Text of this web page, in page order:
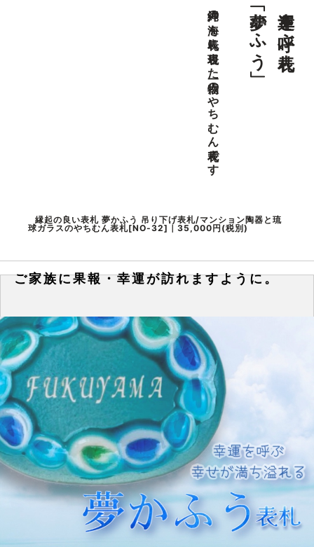
幸運を呼ぶ表札
「夢かふう」
沖縄の海を表札に表現した一点物のやちむん表札です
縁起の良い表札 夢かふう 吊り下げ表札/マンション陶器と琉
球ガラスのやちむん表札[NO-32]｜35,000円(税別)
ご家族に果報・幸運が訪れますように。